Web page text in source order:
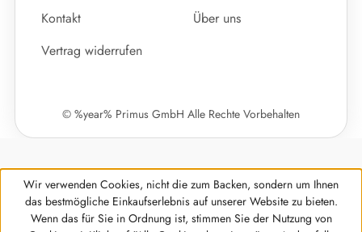
Kontakt
Über uns
Vertrag widerrufen
© %year% Primus GmbH Alle Rechte Vorbehalten
Wir verwenden Cookies, nicht die zum Backen, sondern um Ihnen
das bestmögliche Einkaufserlebnis auf unserer Website zu bieten.
Wenn das für Sie in Ordnung ist, stimmen Sie der Nutzung von